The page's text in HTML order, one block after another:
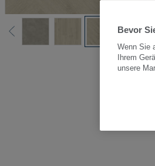
Alle
Bevor
Wenn Sie
Ihrem
unsere